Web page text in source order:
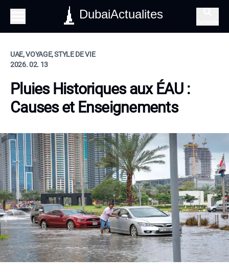
DubaiActualites
UAE, VOYAGE, STYLE DE VIE
2026. 02. 13
Pluies Historiques aux ÉAU :
Causes et Enseignements